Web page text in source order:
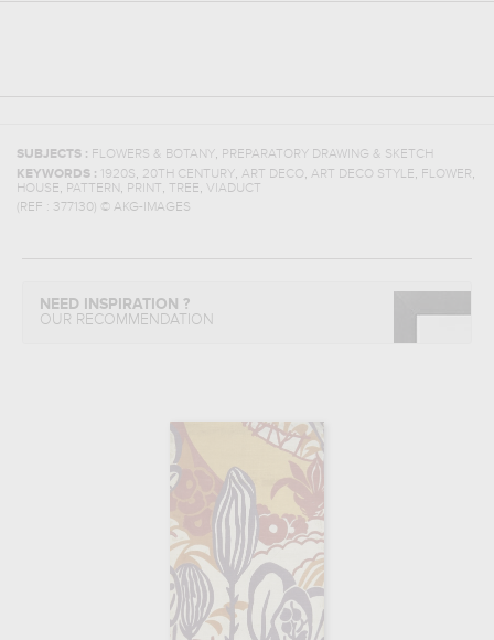
SUBJECTS : FLOWERS & BOTANY, PREPARATORY DRAWING & SKETCH
KEYWORDS :
1920S, 20TH CENTURY, ART DECO, ART DECO STYLE, FLOWER,
HOUSE, PATTERN , PRINT, TREE, VIADUCT
(REF : 377130) © AKG-IMAGES
NEED INSPIRATION ?
OUR RECOMMENDATION